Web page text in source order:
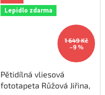
Lepidlo zdarma
1 649 Kč
–9 %
Pětidílná vliesová
fototapeta Růžová Jiřina,